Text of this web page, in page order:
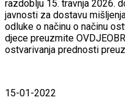
razdoblju 15. travnja 2026.
javnosti za dostavu
odluke o načinu o načinu
djece preuzmite
ostvarivanja prednosti
15-01-2022